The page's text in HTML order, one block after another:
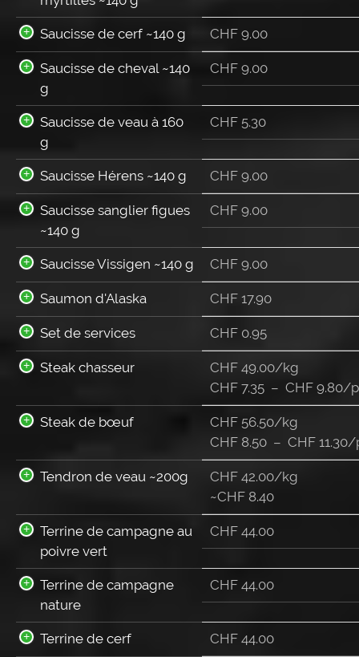
Saucisse de cerf ~140 g CHF 9.00
Saucisse de cheval ~140
g
CHF 9.00
Saucisse de veau à 160
g
CHF 5.30
Saucisse Hérens ~140 g CHF 9.00
Saucisse sanglier figues
~140 g
CHF 9.00
Saucisse Vissigen ~140 g CHF 9.00
Saumon d'Alaska CHF 17.90
Set de services CHF 0.95
Steak chasseur
CHF 49.00/kg
CHF 7.35 – CHF 9.80/
Steak de bœuf
CHF 56.50/kg
CHF 8.50 – CHF 11.30/
Tendron de veau ~200g
CHF 42.00/kg
~CHF 8.40
Terrine de campagne au
poivre vert
CHF 44.00
Terrine de campagne
nature
CHF 44.00
Terrine de cerf CHF 44.00